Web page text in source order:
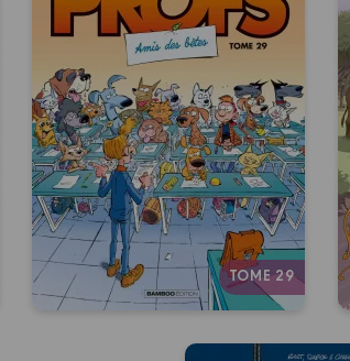
TOME 29
Les Profs
Tome 29
Date de parution :
28/10/2026
Un album ultra-actuel qui
décrypte les nouveaux codes
du bahut !
Autres tomes